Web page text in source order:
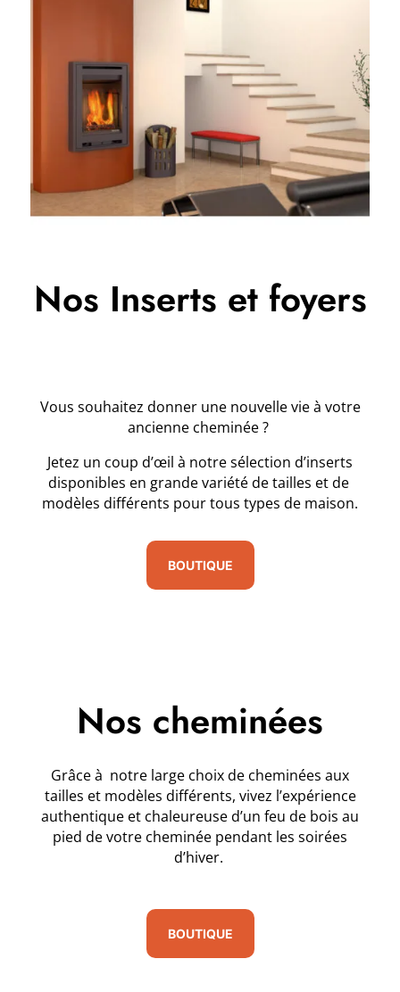
Nos Inserts et foyers
Vous souhaitez donner une nouvelle vie à votre
ancienne cheminée ?
Jetez un coup d’œil à notre sélection d’inserts
disponibles en grande variété de tailles et de
modèles différents pour tous types de maison.
BOUTIQUE
Nos cheminées
Grâce à notre large choix de cheminées aux
tailles et modèles différents, vivez l’expérience
authentique et chaleureuse d’un feu de bois au
pied de votre cheminée pendant les soirées
d’hiver.
BOUTIQUE